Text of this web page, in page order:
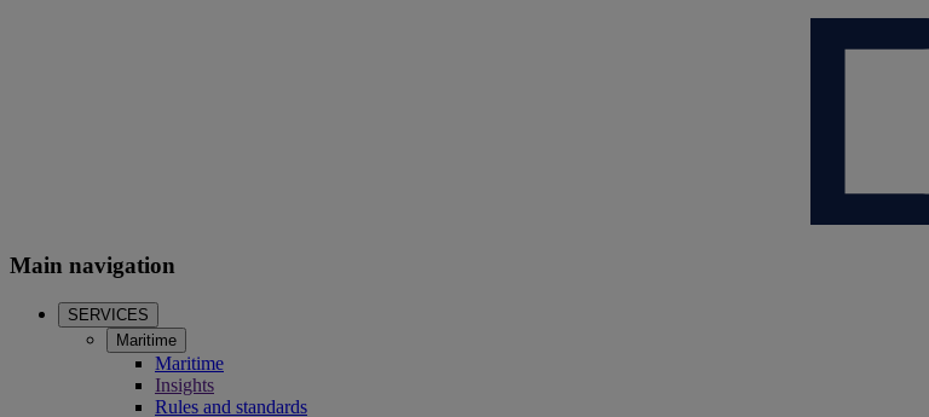
Main navigation
SERVICES
Maritime
Maritime
Insights
Rules and standards